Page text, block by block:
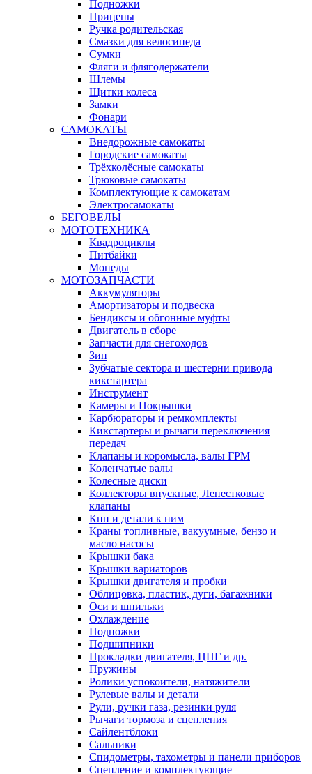
Подножки
Прицепы
Ручка родительская
Смазки для велосипеда
Сумки
Фляги и флягодержатели
Шлемы
Щитки колеса
Замки
Фонари
САМОКАТЫ
Внедорожные самокаты
Городские самокаты
Трёхколёсные самокаты
Трюковые самокаты
Комплектующие к самокатам
Электросамокаты
БЕГОВЕЛЫ
МОТОТЕХНИКА
Квадроциклы
Питбайки
Мопеды
МОТОЗАПЧАСТИ
Аккумуляторы
Амортизаторы и подвеска
Бендиксы и обгонные муфты
Двигатель в сборе
Запчасти для снегоходов
Зип
Зубчатые сектора и шестерни привода
кикстартера
Инструмент
Камеры и Покрышки
Карбюраторы и ремкомплекты
Кикстартеры и рычаги переключения
передач
Клапаны и коромысла, валы ГРМ
Коленчатые валы
Колесные диски
Коллекторы впускные, Лепестковые
клапаны
Кпп и детали к ним
Краны топливные, вакуумные, бензо и
масло насосы
Крышки бака
Крышки вариаторов
Крышки двигателя и пробки
Облицовка, пластик, дуги, багажники
Оси и шпильки
Охлаждение
Подножки
Подшипники
Прокладки двигателя, ЦПГ и др.
Пружины
Ролики успокоители, натяжители
Рулевые валы и детали
Рули, ручки газа, резинки руля
Рычаги тормоза и сцепления
Сайлентблоки
Сальники
Спидометры, тахометры и панели приборов
Сцепление и комплектующие